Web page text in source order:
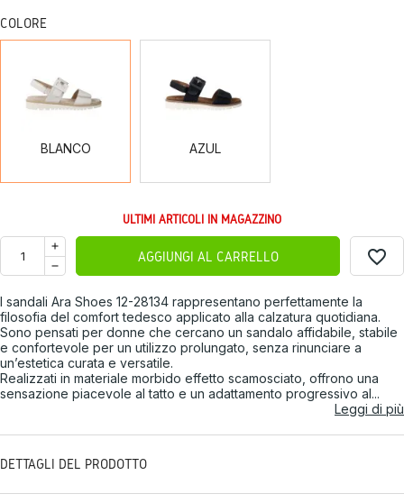
COLORE
BLANCO AZUL
ULTIMI ARTICOLI IN MAGAZZINO
AGGIUNGI AL CARRELLO favorite_border
I sandali Ara Shoes 12-28134 rappresentano perfettamente la
filosofia del comfort tedesco applicato alla calzatura quotidiana.
Sono pensati per donne che cercano un sandalo affidabile, stabile
e confortevole per un utilizzo prolungato, senza rinunciare a
un’estetica curata e versatile.
Realizzati in materiale morbido effetto scamosciato, offrono una
sensazione piacevole al tatto e un adattamento progressivo al...
Leggi di più
DETTAGLI DEL PRODOTTO